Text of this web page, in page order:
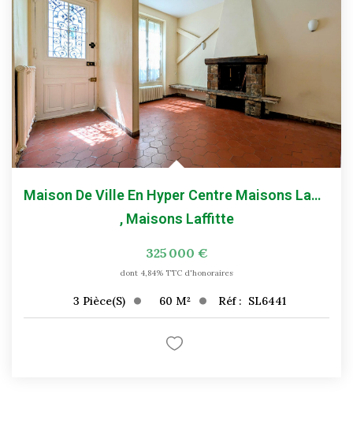
Maison De Ville En Hyper Centre Maisons Laffitte T3
, Maisons Laffitte
325 000 €
dont 4,84% TTC d'honoraires
3 Pièce(s) 60 M² Réf : SL6441